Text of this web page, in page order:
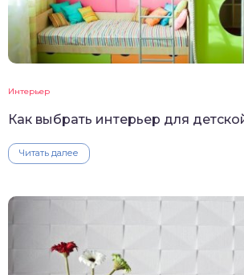
Интерьер
Как выбрать интерьер для
Читать далее